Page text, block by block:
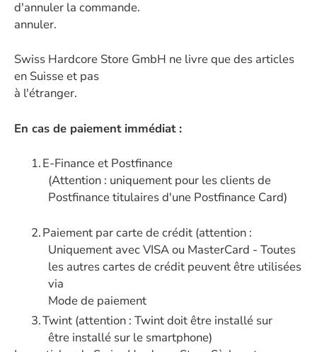
d'annuler la commande.
annuler.
Swiss Hardcore Store GmbH ne livre que des articles
en Suisse et pas
à l'étranger.
En cas de paiement immédiat :
1.E-Finance et Postfinance
(Attention : uniquement pour les clients de
Postfinance titulaires d'une Postfinance Card)
2.Paiement par carte de crédit (attention :
Uniquement avec VISA ou MasterCard - Toutes
les autres cartes de crédit peuvent être utilisées
via
Mode de paiement
3.Twint (attention : Twint doit être installé sur
être installé sur le smartphone)